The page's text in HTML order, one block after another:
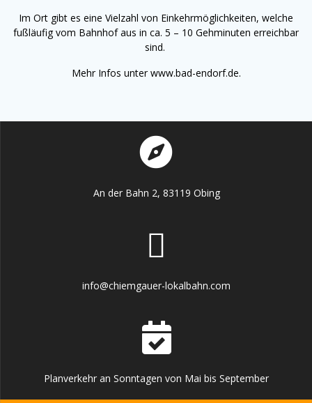
Im Ort gibt es eine Vielzahl von Einkehrmöglichkeiten, welche
fußläufig vom Bahnhof aus in ca. 5 – 10 Gehminuten erreichbar
sind.
Mehr Infos unterwww.bad-endorf.de.
An der Bahn 2, 83119 Obing
info@chiemgauer-lokalbahn.com
Planverkehr an Sonntagen von Mai bis September